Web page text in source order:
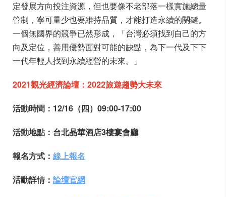
定發展方向投注資源，但也要像不老部落一樣實施總量
管制，寧可量少也要維持品質，才能打造永續的關鍵。
一個無國界的競爭已然形成，「台灣必須找到自己的方
向及定位，善用優勢面對可能的缺點，為下一代及下下
一代年輕人找到永續經營的未來。」
2021觀光經濟論壇：2022旅遊趨勢大未來
活動時間：12/16（四）09:00-17:00
活動地點：台北晶華酒店3樓宴會廳
報名方式： 線上報名
活動詳情： 論壇官網